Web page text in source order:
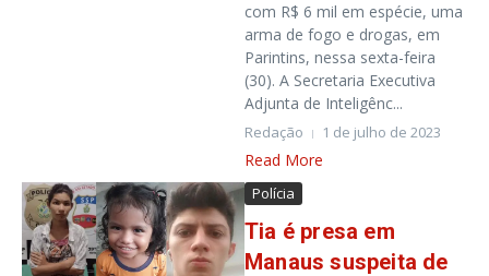
com R$ 6 mil em espécie, uma
arma de fogo e drogas, em
Parintins, nessa sexta-feira
(30). A Secretaria Executiva
Adjunta de Inteligênc...
Redação 1 de julho de 2023
Read More
Polícia
Tia é presa em
Manaus suspeita de